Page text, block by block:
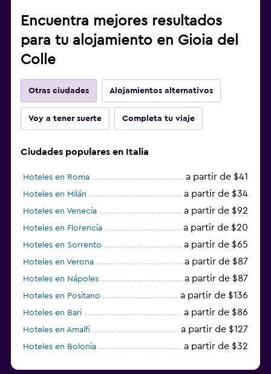
Encuentra mejores resultados
para tu alojamiento en Gioia del
Colle
Otras ciudades Alojamientos alternativos
Voy a tener suerte Completa tu viaje
Ciudades populares en Italia
Hoteles en Roma a partir de $41
Hoteles en Milán a partir de $34
Hoteles en Venecia a partir de $92
Hoteles en Florencia a partir de $20
Hoteles en Sorrento a partir de $65
Hoteles en Verona a partir de $87
Hoteles en Nápoles a partir de $87
Hoteles en Positano a partir de $136
Hoteles en Bari a partir de $86
Hoteles en Amalfi a partir de $127
Hoteles en Bolonia a partir de $32